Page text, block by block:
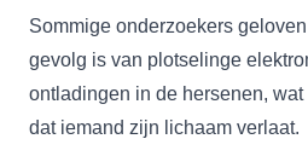
Sommige onderzoekers
gevolg is van plotselinge
ontladingen in de hersenen,
dat iemand zijn lichaam verlaat.